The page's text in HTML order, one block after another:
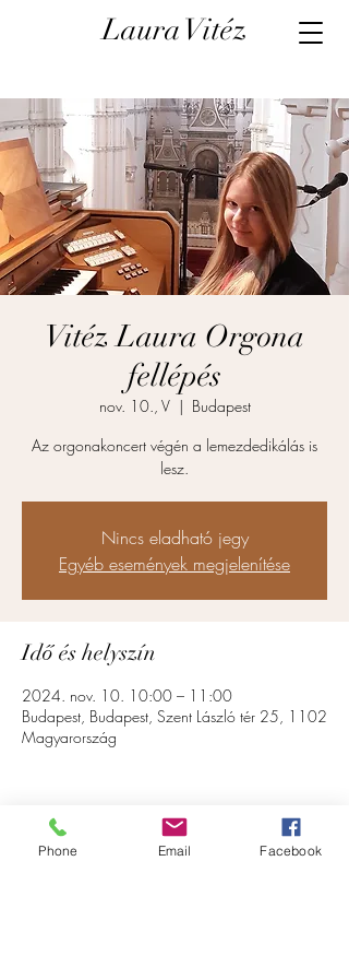
Laura Vitéz
Vitéz Laura Orgona
fellépés
nov. 10., V
  |
Budapest
Az orgonakoncert végén a lemezdedikálás is
lesz.
Nincs eladható jegy
Egyéb események megjelenítése
Idő és helyszín
2024. nov. 10. 10:00 – 11:00
Budapest, Budapest, Szent László tér 25, 1102
Magyarország
Esemény megosztása
Phone Email Facebook